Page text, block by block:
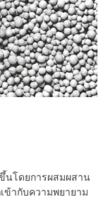
นโดยการผสมผสาน
ข้ากับความพยายาม